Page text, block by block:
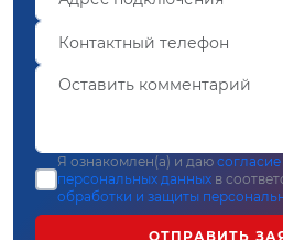
Я ознакомлен(а) и даю
персональных данных в
обработки и защиты
ОТПРАВИТЬ